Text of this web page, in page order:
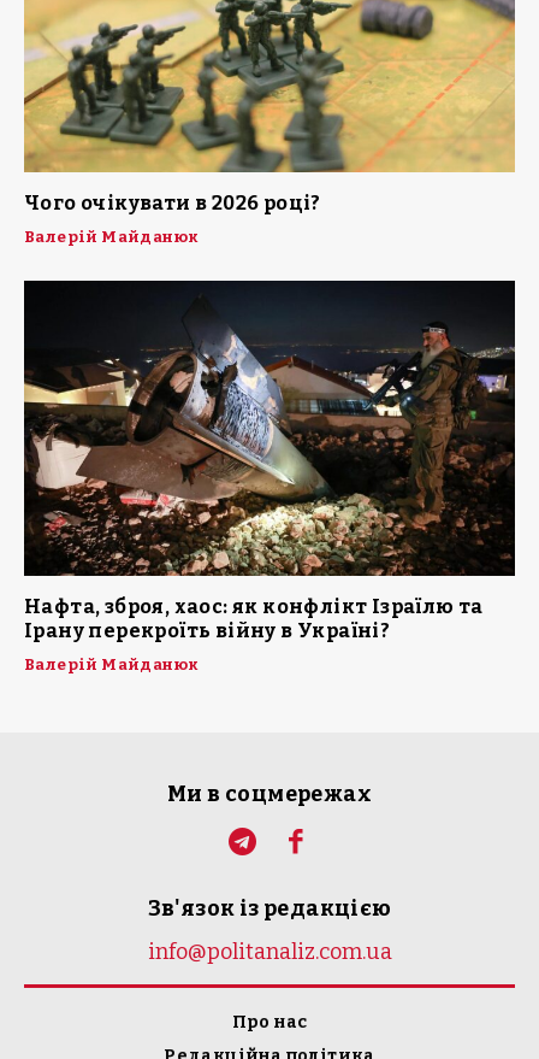
Чого очікувати в 2026 році?
Валерій Майданюк
Нафта, зброя, хаос: як конфлікт Ізраїлю та
Ірану перекроїть війну в Україні?
Валерій Майданюк
Ми в соцмережах
Зв'язок із редакцією
info@politanaliz.com.ua
Про нас